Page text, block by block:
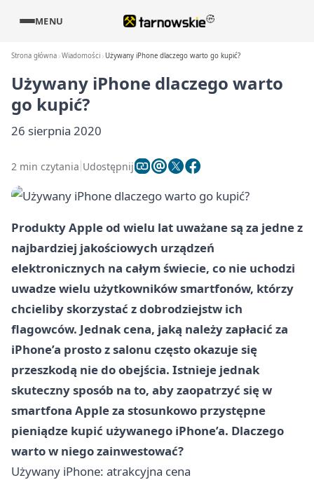
MENU
Strona główna Wiadomości Używany iPhone dlaczego warto go kupić?
Używany iPhone dlaczego warto
go kupić?
26 sierpnia 2020
2 min czytania Udostępnij
Produkty Apple od wielu lat uważane są za jedne z
najbardziej jakościowych urządzeń
elektronicznych na całym świecie, co nie uchodzi
uwadze wielu użytkowników smartfonów, którzy
chcieliby skorzystać z dobrodziejstw ich
flagowców. Jednak cena, jaką należy zapłacić za
iPhone’a prosto z salonu często okazuje się
przeszkodą nie do obejścia. Istnieje jednak
skuteczny sposób na to, aby zaopatrzyć się w
smartfona Apple za stosunkowo przystępne
pieniądze kupić używanego iPhone’a. Dlaczego
warto w niego zainwestować?
Używany iPhone: atrakcyjna cena